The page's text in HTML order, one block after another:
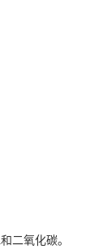
二氧化碳。